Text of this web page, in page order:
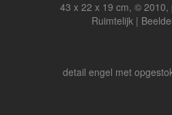
43 x 22 x 19 cm, © 2010,
Ruimtelijk |
detail engel met